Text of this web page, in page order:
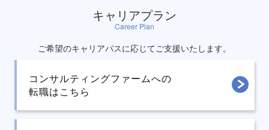
キャリアプラン
Career Plan
ご希望のキャリアパスに応じてご支援いたします。
コンサルティングファームへの
転職はこちら